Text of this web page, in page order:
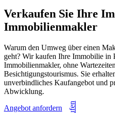
Verkaufen Sie Ihre
Immobilienmakler
Warum den Umweg über einen
geht? Wir kaufen Ihre Immobilie in
Immobilienmakler, ohne
Besichtigungstourismus. Sie
unverbindliches Kaufangebot und
Abwicklung.
Angebot anfordern